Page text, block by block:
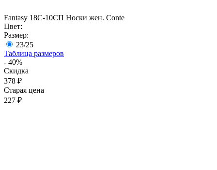
Fantasy 18С-10СП Носки жен. Conte
Цвет:
Размер:
23/25
Таблица размеров
- 40%
Скидка
378 ₽
Старая цена
227 ₽